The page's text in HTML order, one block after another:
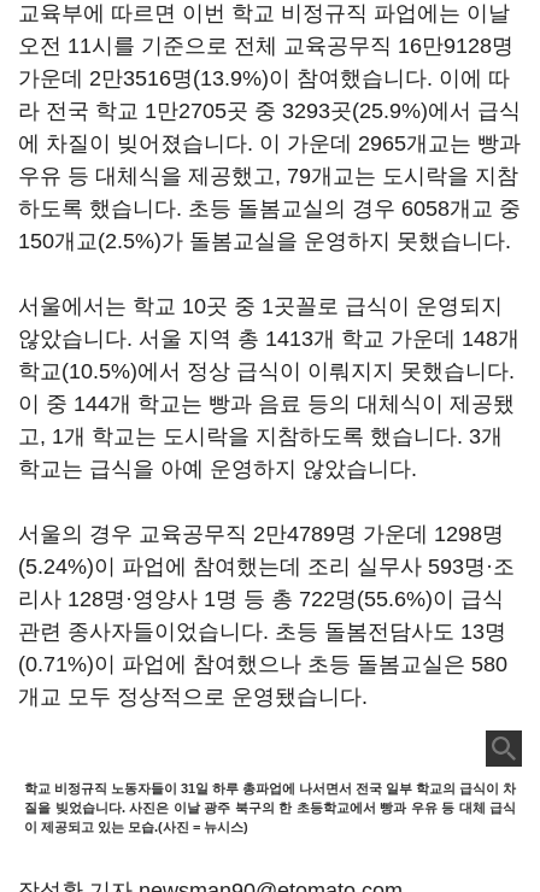
교육부에 따르면 이번 학교 비정규직 파업에는 이날
오전 11시를 기준으로 전체 교육공무직 16만9128명
가운데 2만3516명(13.9%)이 참여했습니다. 이에 따
라 전국 학교 1만2705곳 중 3293곳(25.9%)에서 급식
에 차질이 빚어졌습니다. 이 가운데 2965개교는 빵과
우유 등 대체식을 제공했고, 79개교는 도시락을 지참
하도록 했습니다. 초등 돌봄교실의 경우 6058개교 중
150개교(2.5%)가 돌봄교실을 운영하지 못했습니다.
서울에서는 학교 10곳 중 1곳꼴로 급식이 운영되지
않았습니다. 서울 지역 총 1413개 학교 가운데 148개
학교(10.5%)에서 정상 급식이 이뤄지지 못했습니다.
이 중 144개 학교는 빵과 음료 등의 대체식이 제공됐
고, 1개 학교는 도시락을 지참하도록 했습니다. 3개
학교는 급식을 아예 운영하지 않았습니다.
서울의 경우 교육공무직 2만4789명 가운데 1298명
(5.24%)이 파업에 참여했는데 조리 실무사 593명·조
리사 128명·영양사 1명 등 총 722명(55.6%)이 급식
관련 종사자들이었습니다. 초등 돌봄전담사도 13명
(0.71%)이 파업에 참여했으나 초등 돌봄교실은 580
개교 모두 정상적으로 운영됐습니다.
학교 비정규직 노동자들이 31일 하루 총파업에 나서면서 전국 일부 학교의 급식이 차
질을 빚었습니다. 사진은 이날 광주 북구의 한 초등학교에서 빵과 우유 등 대체 급식
이 제공되고 있는 모습.(사진 = 뉴시스)